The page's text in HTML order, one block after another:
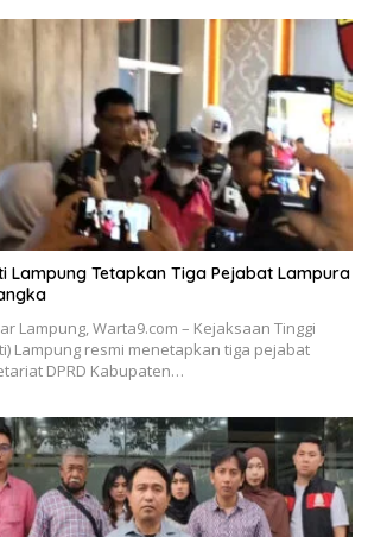
Lampung Tetapkan Tiga Pejabat Lampura
Lampung, Warta9.com – Kejaksaan Tinggi
Lampung resmi menetapkan tiga pejabat
DPRD Kabupaten…